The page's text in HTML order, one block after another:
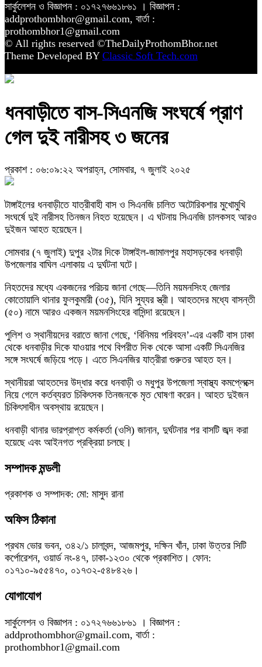
সার্কুলেশন ও বিজ্ঞাপন : ০১৭২৭৬৬১৮৬১ । বিজ্ঞাপন :
addprothombhor@gmail.com, বার্তা :
prothombhor1@gmail.com
© All rights reserved ©TheDailyProthomBhor.net
Theme Developed BY Classic Soft Tech.com
ধনবাড়ীতে বাস-সিএনজি সংঘর্ষে প্রাণ
গেল দুই নারীসহ ৩ জনের
প্রকাশ : ০৬:০৯:২২ অপরাহ্ন, সোমবার, ৭ জুলাই ২০২৫
টাঙ্গাইলের ধনবাড়ীতে যাত্রীবাহী বাস ও সিএনজি চালিত অটোরিকশার মুখোমুখি
সংঘর্ষে দুই নারীসহ তিনজন নিহত হয়েছেন। এ ঘটনায় সিএনজি চালকসহ আরও
দুইজন আহত হয়েছেন।
সোমবার (৭ জুলাই) দুপুর ২টার দিকে টাঙ্গাইল-জামালপুর মহাসড়কের ধনবাড়ী
উপজেলার বাঘিল এলাকায় এ দুর্ঘটনা ঘটে।
নিহতদের মধ্যে একজনের পরিচয় জানা গেছে—তিনি ময়মনসিংহ জেলার
কোতোয়ালি থানার ফুলকুমারী (৩৫), যিনি সুয্যর স্ত্রী। আহতদের মধ্যে বাসন্তী
(৫০) নামে আরও একজন ময়মনসিংহের বাসিন্দা রয়েছেন।
পুলিশ ও স্থানীয়দের বরাতে জানা গেছে, ‘বিনিময় পরিবহন’-এর একটি বাস ঢাকা
থেকে ধনবাড়ীর দিকে যাওয়ার পথে বিপরীত দিক থেকে আসা একটি সিএনজির
সঙ্গে সংঘর্ষে জড়িয়ে পড়ে। এতে সিএনজির যাত্রীরা গুরুতর আহত হন।
স্থানীয়রা আহতদের উদ্ধার করে ধনবাড়ী ও মধুপুর উপজেলা স্বাস্থ্য কমপ্লেক্সে
নিয়ে গেলে কর্তব্যরত চিকিৎসক তিনজনকে মৃত ঘোষণা করেন। আহত দুইজন
চিকিৎসাধীন অবস্থায় রয়েছেন।
ধনবাড়ী থানার ভারপ্রাপ্ত কর্মকর্তা (ওসি) জানান, দুর্ঘটনার পর বাসটি জব্দ করা
হয়েছে এবং আইনগত প্রক্রিয়া চলছে।
সম্পাদক মন্ডলী
প্রকাশক ও সম্পাদক: মো: মাসুদ রানা
অফিস ঠিকানা
প্রথম ভোর ভবন, ৩৪২/১ চালাবন্দ, আজমপুর, দক্ষিন খাঁন, ঢাকা উত্তর সিটি
কর্পোরেশন, ওয়ার্ড নং-৪৭, ঢাকা-১২৩০ থেকে প্রকাশিত। ফোন:
০১৭১০-৯৫৫৪৭০, ০১৭৩২-৫৪৮৪২৬।
যোগাযোগ
সার্কুলেশন ও বিজ্ঞাপন : ০১৭২৭৬৬১৮৬১ । বিজ্ঞাপন :
addprothombhor@gmail.com, বার্তা :
prothombhor1@gmail.com